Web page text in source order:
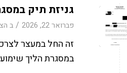
גניזת תיק
פברואר 22, 2026 / ב
זה החל במעצר
במסגרת הליך